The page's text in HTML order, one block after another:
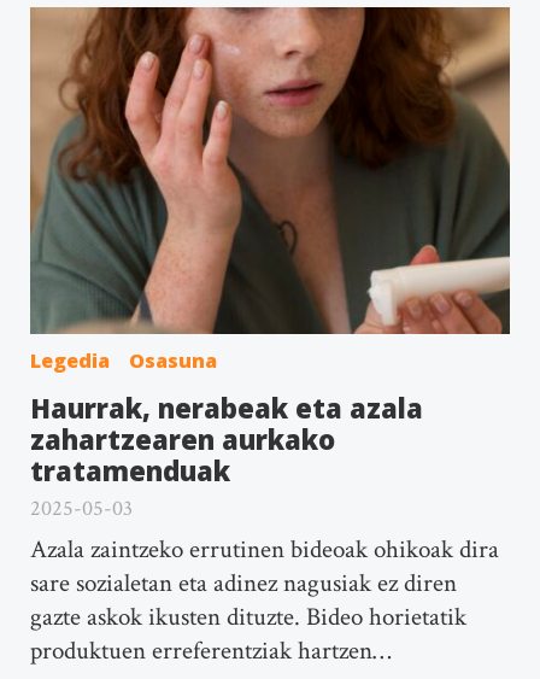
Legedia Osasuna
Haurrak, nerabeak eta azala
zahartzearen aurkako
tratamenduak
2025-05-03
Azala zaintzeko errutinen bideoak ohikoak dira
sare sozialetan eta adinez nagusiak ez diren
gazte askok ikusten dituzte. Bideo horietatik
produktuen erreferentziak hartzen…